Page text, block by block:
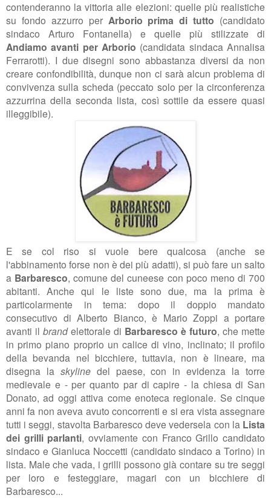
contenderanno la vittoria alle elezioni: quelle più realistiche
su fondo azzurro per Arborio prima di tutto (candidato
sindaco Arturo Fontanella) e quelle più stilizzate di
Andiamo avanti per Arborio (candidata sindaca Annalisa
Ferrarotti). I due disegni sono abbastanza diversi da non
creare confondibilità, dunque non ci sarà alcun problema di
convivenza sulla scheda (peccato solo per la circonferenza
azzurrina della seconda lista, così sottile da essere quasi
illeggibile).
E se col riso si vuole bere qualcosa (anche se
l'abbinamento forse non è dei più adatti), si può fare un salto
a Barbaresco, comune del cuneese con poco meno di 700
abitanti. Anche qui le liste sono due, ma la prima è
particolarmente in tema: dopo il doppio mandato
consecutivo di Alberto Bianco, è Mario Zoppi a portare
avanti il brandelettorale di Barbaresco è futuro, che mette
in primo piano proprio un calice di vino, inclinato; il profilo
della bevanda nel bicchiere, tuttavia, non è lineare, ma
disegna la skylinedel paese, con in evidenza la torre
medievale e - per quanto par di capire - la chiesa di San
Donato, ad oggi attiva come enoteca regionale. Se cinque
anni fa non aveva avuto concorrenti e si era vista assegnare
tutti i seggi, stavolta Barbaresco deve vedersela con la Lista
dei grilli parlanti, ovviamente con Franco Grillo candidato
sindaco e Gianluca Noccetti (candidato sindaco a Torino) in
lista. Male che vada, i grilli possono già contare su tre seggi
per loro e festeggiare, magari con un bicchiere di
Barbaresco...